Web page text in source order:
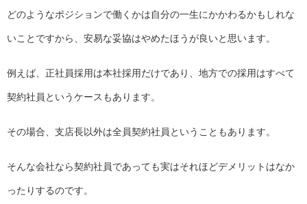
どのようなポジションで働くかは自分の一生にかかわるかもしれな
いことですから、安易な妥協はやめたほうが良いと思います。
例えば、正社員採用は本社採用だけであり、地方での採用はすべて
契約社員というケースもあります。
その場合、支店長以外は全員契約社員ということもあります。
そんな会社なら契約社員であっても実はそれほどデメリットはなか
ったりするのです。